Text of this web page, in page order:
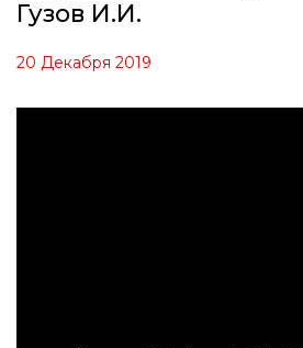
Гузов И.И.
20 Декабря 2019